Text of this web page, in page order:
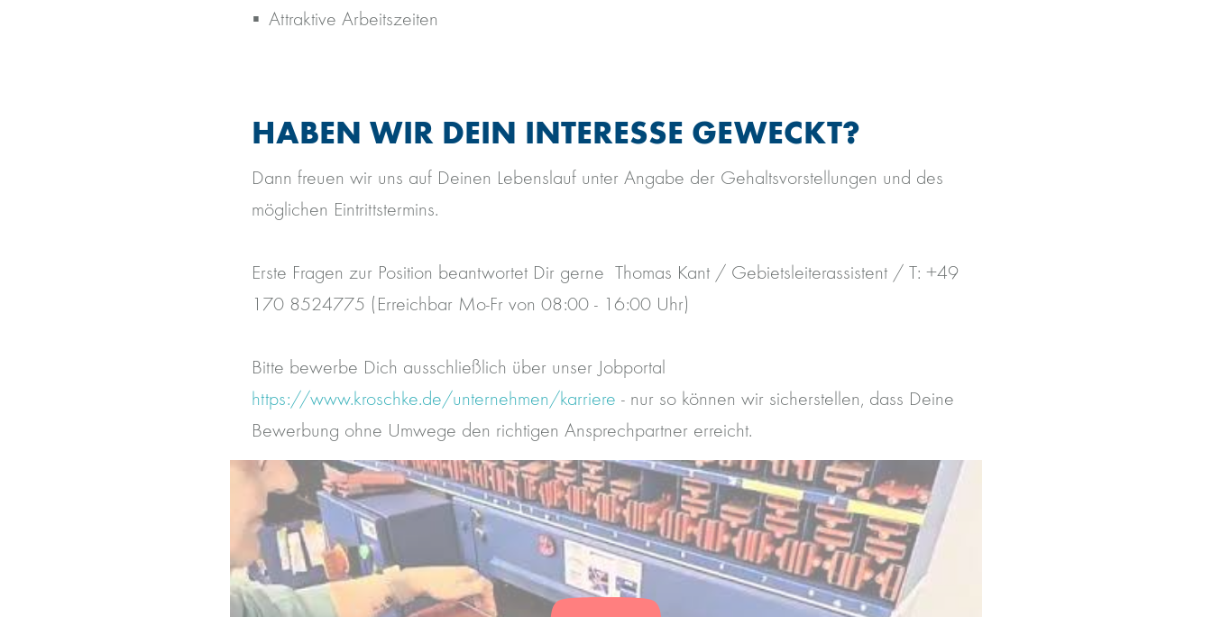
Attraktive Arbeitszeiten
HABEN WIR DEIN INTERESSE GEWECKT?
Dann freuen wir uns auf Deinen Lebenslauf unter Angabe der Gehaltsvorstellungen und des
möglichen Eintrittstermins.
Erste Fragen zur Position beantwortet Dir gerne Thomas Kant / Gebietsleiterassistent / T: +49
170 8524775 (Erreichbar Mo-Fr von 08:00 - 16:00 Uhr)
Bitte bewerbe Dich ausschließlich über unser Jobportal
https://www.kroschke.de/unternehmen/karriere - nur so können wir sicherstellen, dass Deine
Bewerbung ohne Umwege den richtigen Ansprechpartner erreicht.